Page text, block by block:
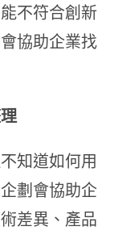
不符合創新
協助企業找
知道如何用
劃會協助企
差異、產品